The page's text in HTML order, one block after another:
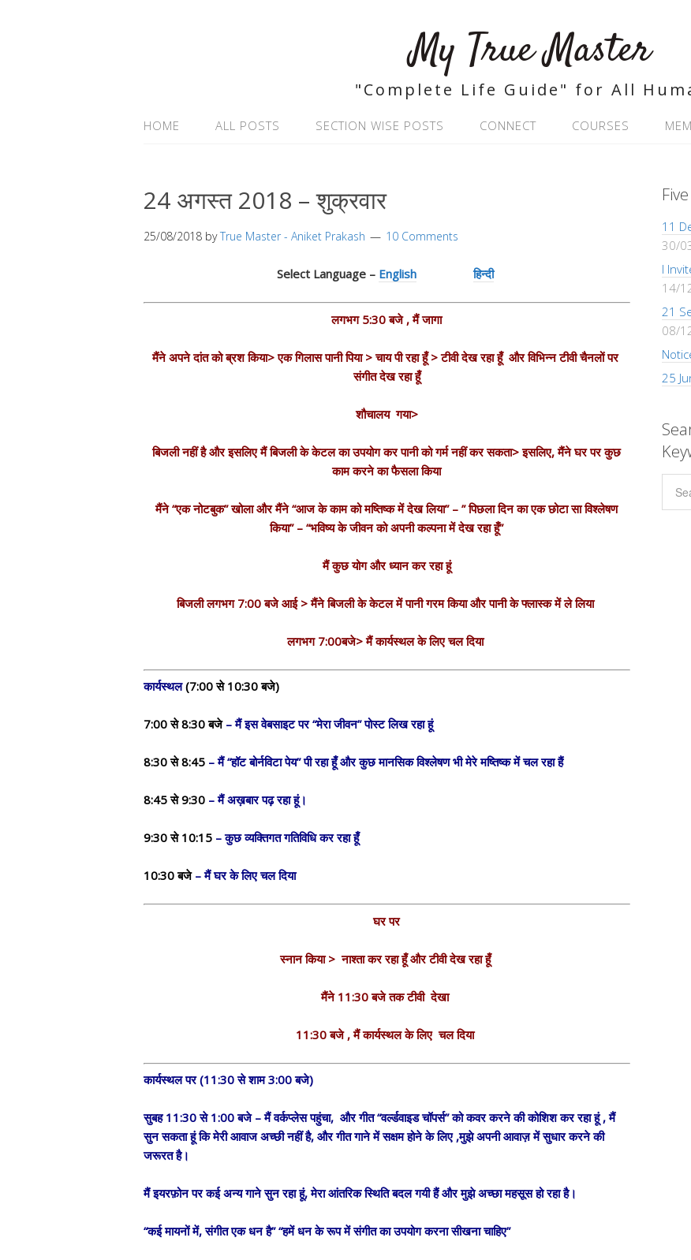
My True Master
"Complete Life Guide" for All
HOME ALL POSTS SECTION WISE POSTS CONNECT COURSES
24 अगस्त 2018 – शुक्रवार
25/08/2018 byTrue Master - Aniket Prakash 10 Comments
Select Language – English हिन्दी
लगभग 5:30 बजे , मैं जागा
मैंने अपने दांत को ब्रश किया> एक गिलास पानी पिया > चाय पी रहा हूँ > टीवी देख रहा हूँ और विभिन्न टीवी चैनलों पर
संगीत देख रहा हूँ
शौचालय गया>
बिजली नहीं है और इसलिए मैं बिजली के केटल का उपयोग कर पानी को गर्म नहीं कर सकता> इसलिए, मैंने घर पर कुछ
काम करने का फैसला किया
मैंने “एक नोटबुक” खोला और मैंने “आज के काम को मष्तिष्क में देख लिया” – ” पिछला दिन का एक छोटा सा विश्लेषण
किया” – “भविष्य के जीवन को अपनी कल्पना में देख रहा हूँ”
मैं कुछ योग और ध्यान कर रहा हूं
बिजली लगभग 7:00 बजे आई > मैंने बिजली के केटल में पानी गरम किया और पानी के फ्लास्क में ले लिया
लगभग 7:00बजे> मैं कार्यस्थल के लिए चल दिया
कार्यस्थल(7:00 से 10:30 बजे)
7:00 से 8:30 बजे– मैं इस वेबसाइट पर “मेरा जीवन” पोस्ट लिख रहा हूं
8:30 से 8:45 – मैं “हॉट बोर्नविटा पेय” पी रहा हूँ और कुछ मानसिक विश्लेषण भी मेरे मष्तिष्क में चल रहा हैं
8:45 से 9:30 – मैं अख़बार पढ़ रहा हूं।
9:30 से 10:15 – कुछ व्यक्तिगत गतिविधि कर रहा हूँ
10:30 बजे– मैं घर के लिए चल दिया
घर पर
स्नान किया > नाश्ता कर रहा हूँ और टीवी देख रहा हूँ
मैंने 11:30 बजे तक टीवी देखा
11:30 बजे , मैं कार्यस्थल के लिए चल दिया
कार्यस्थल पर (11:30 से शाम 3:00 बजे)
सुबह 11:30 से 1:00 बजे – मैं वर्कप्लेस पहुंचा, और गीत “वर्ल्डवाइड चॉपर्स” को कवर करने की कोशिश कर रहा हूं , मैं
सुन सकता हूं कि मेरी आवाज अच्छी नहीं है, और गीत गाने में सक्षम होने के लिए ,मुझे अपनी आवाज़ में सुधार करने की
जरूरत है।
मैं इयरफ़ोन पर कई अन्य गाने सुन रहा हूं, मेरा आंतरिक स्थिति बदल गयी हैं और मुझे अच्छा महसूस हो रहा है।
“कई मायनों में, संगीत एक धन है” “हमें धन के रूप में संगीत का उपयोग करना सीखना चाहिए”
11
30/
I
14/
21
08/
25